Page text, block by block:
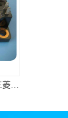
潮州专业回收三菱IGBT 回收三菱模块 免费咨询